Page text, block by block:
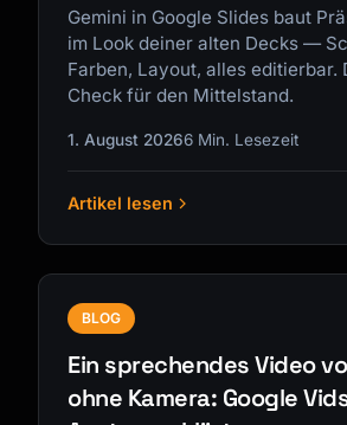
Gemini in Google Slides baut
im Look deiner alten Decks —
Farben, Layout, alles editierbar.
Check für den Mittelstand.
1. August 20266 Min. Lesezeit
Artikel lesen
BLOG
Ein sprechendes Video
ohne Kamera: Google